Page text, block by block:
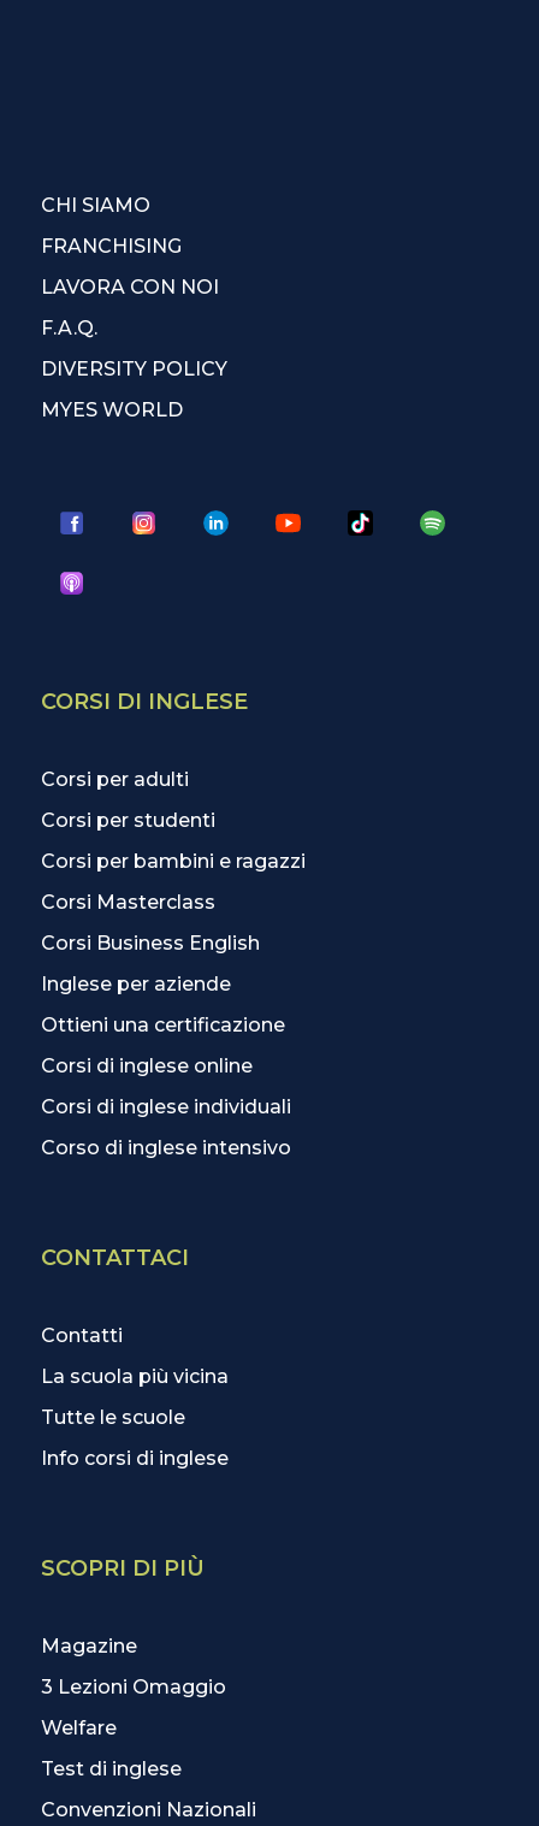
CHI SIAMO
FRANCHISING
LAVORA CON NOI
F.A.Q.
DIVERSITY POLICY
MYES WORLD
CORSI DI INGLESE
Corsi per adulti
Corsi per studenti
Corsi per bambini e ragazzi
Corsi Masterclass
Corsi Business English
Inglese per aziende
Ottieni una certificazione
Corsi di inglese online
Corsi di inglese individuali
Corso di inglese intensivo
CONTATTACI
Contatti
La scuola più vicina
Tutte le scuole
Info corsi di inglese
SCOPRI DI PIÙ
Magazine
3 Lezioni Omaggio
Welfare
Test di inglese
Convenzioni Nazionali